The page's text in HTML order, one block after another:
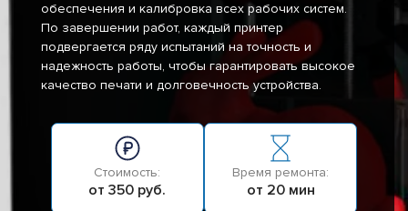
обеспечения и калибровка всех рабочих систем.
По завершении работ, каждый принтер
подвергается ряду испытаний на точность и
надежность работы, чтобы гарантировать высокое
качество печати и долговечность устройства.
Стоимость:
от 350 руб.
Время ремонта:
от 20 мин